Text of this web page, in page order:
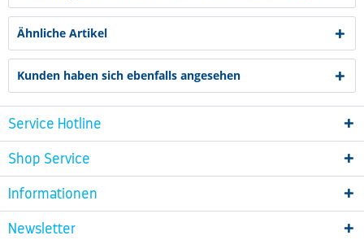
Ähnliche Artikel
Kunden haben sich ebenfalls angesehen
Service Hotline
Shop Service
Informationen
Newsletter